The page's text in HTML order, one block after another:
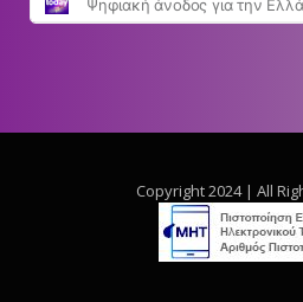
Copyright 2024 | All